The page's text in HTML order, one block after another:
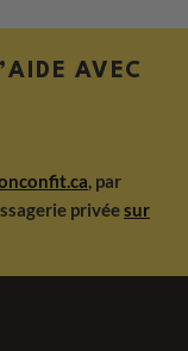
AVEC
, par
privéesur